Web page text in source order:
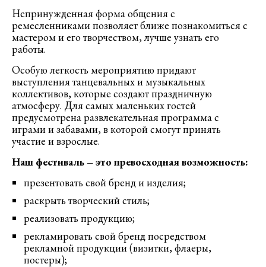
Непринужденная форма общения с
ремесленниками позволяет ближе познакомиться с
мастером и его творчеством, лучше узнать его
работы.
Особую легкость мероприятию придают
выступления танцевальных и музыкальных
коллективов, которые создают праздничную
атмосферу. Для самых маленьких гостей
предусмотрена развлекательная программа с
играми и забавами, в которой смогут принять
участие и взрослые.
Наш фестиваль – это превосходная возможность:
презентовать свой бренд и изделия;
раскрыть творческий стиль;
реализовать продукцию;
рекламировать свой бренд посредством
рекламной продукции (визитки, флаеры,
постеры);